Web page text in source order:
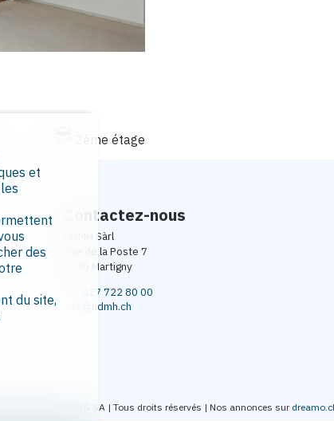
2ème étage
Contactez-nous
NDMH Sàrl
Rue de la Poste 7
1920 Martigny
027 722 80 00
info@ndmh.ch
2026 par IMMOMIG SA | Tous droits réservés | Nos annonces sur
et
des
du site,